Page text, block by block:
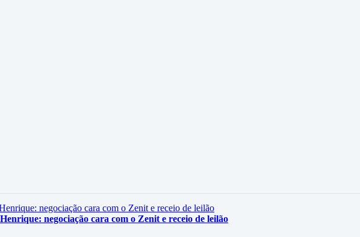
negociação cara com o Zenit e receio de leilão